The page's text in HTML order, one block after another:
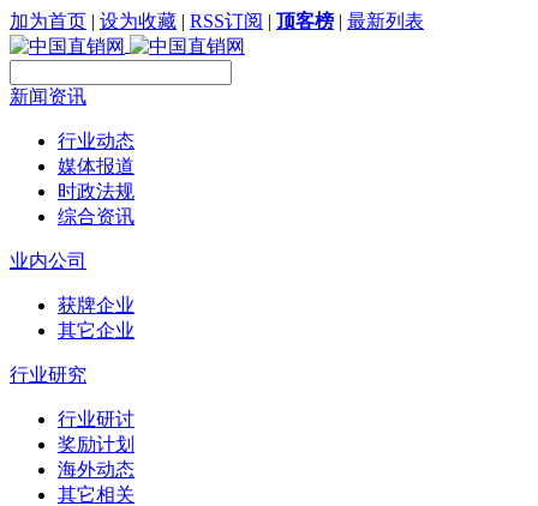
加为首页 | 设为收藏 | RSS订阅 | 顶客榜 | 最新列表
新闻资讯
行业动态
媒体报道
时政法规
综合资讯
业内公司
获牌企业
其它企业
行业研究
行业研讨
奖励计划
海外动态
其它相关